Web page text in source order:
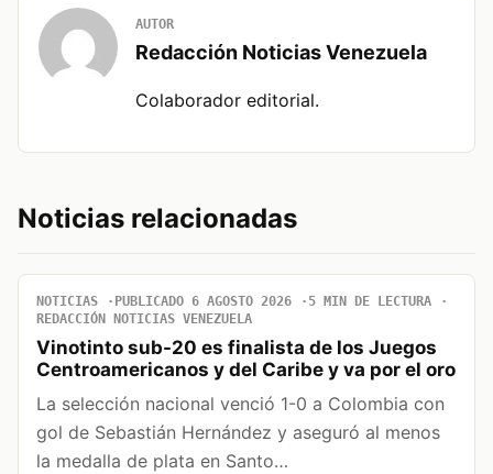
AUTOR
Redacción Noticias Venezuela
Colaborador editorial.
Noticias relacionadas
NOTICIAS PUBLICADO 6 AGOSTO 2026
5 MIN DE LECTURA
REDACCIÓN NOTICIAS VENEZUELA
Vinotinto sub-20 es finalista de los Juegos
Centroamericanos y del Caribe y va por el oro
La selección nacional venció 1-0 a Colombia con
gol de Sebastián Hernández y aseguró al menos
la medalla de plata en Santo…